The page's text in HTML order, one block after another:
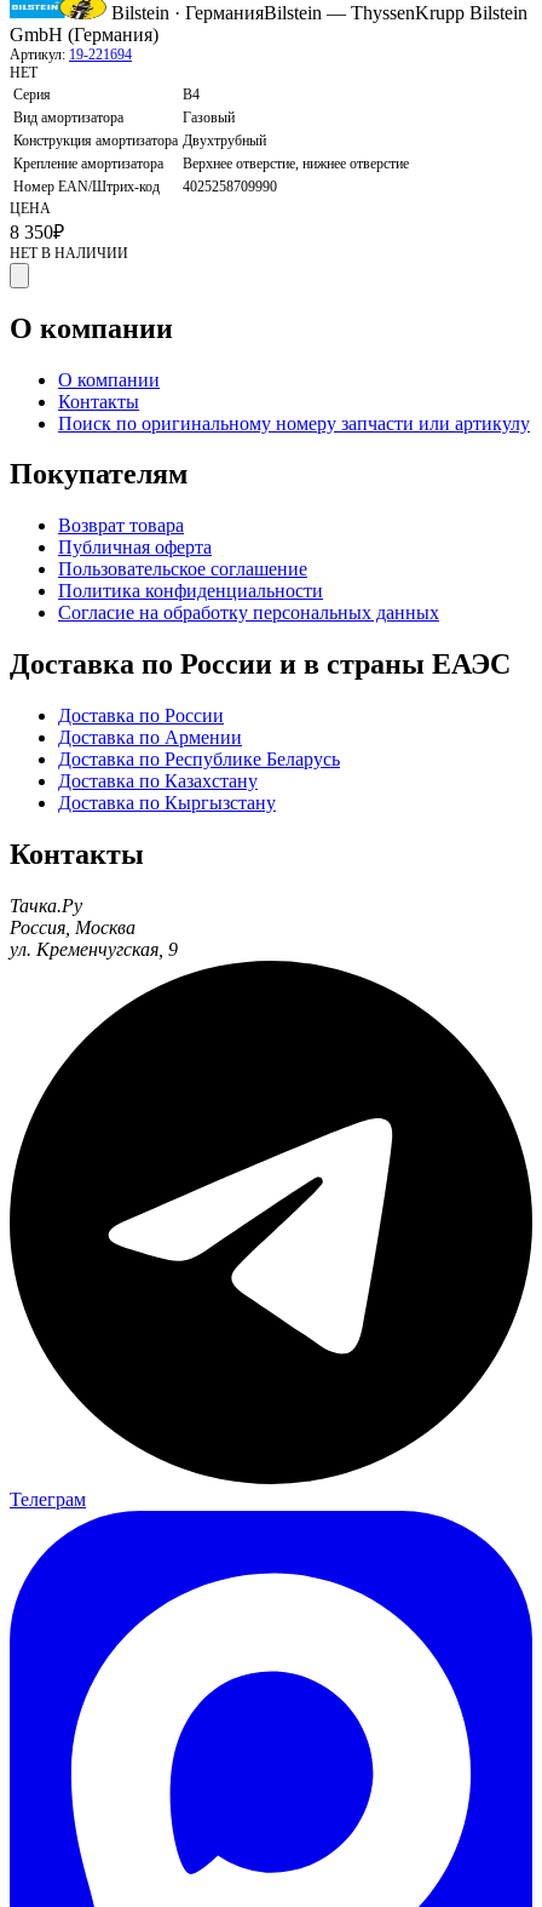
Bilstein · ГерманияBilstein — ThyssenKrupp Bilstein
GmbH (Германия)
Артикул: 19-221694
НЕТ
Серия
B4
Вид амортизатора
Газовый
Конструкция амортизатора Двухтрубный
Крепление амортизатора
Верхнее отверстие, нижнее отверстие
Номер EAN/Штрих-код
4025258709990
ЦЕНА
8 350₽
НЕТ В НАЛИЧИИ
О компании
О компании
Контакты
Поиск по оригинальному номеру запчасти или артикулу
Покупателям
Возврат товара
Публичная оферта
Пользовательское соглашение
Политика конфиденциальности
Согласие на обработку персональных данных
Доставка по России и в страны ЕАЭС
Доставка по России
Доставка по Армении
Доставка по Республике Беларусь
Доставка по Казахстану
Доставка по Кыргызстану
Контакты
Тачка.Ру
Россия Москва
ул. Кременчугская, 9
Телеграм